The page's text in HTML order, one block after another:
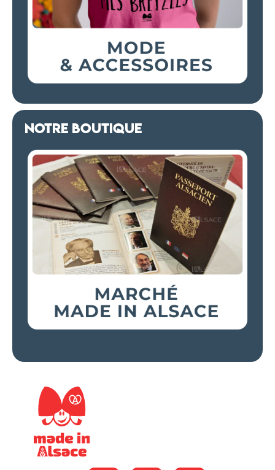
NOTRE BOUTIQUE